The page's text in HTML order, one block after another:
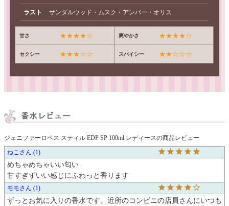
ラスト サンダルウッド・ムスク・アンバー・オリス
甘さ ★★★★☆ 爽やかさ ★★★★☆
セクシー ★★★☆☆ スパイシー ★★☆☆☆
ジェニファーロペス スティル EDP SP 100ml レディースの商品レビュー
ねこ
1
めちゃめちゃいい匂い
甘すぎずいい感じにふわっと香ります
モモ 1
ずっとお気に入りの香水です。近所のコンビニの店員さんにいつも